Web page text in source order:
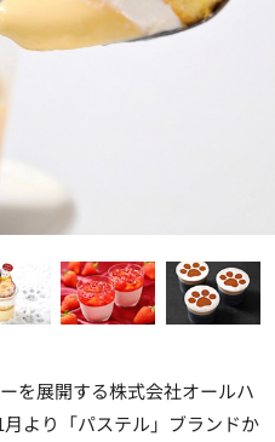
を展開する株式会社オールハ
より「パステル」ブランドか